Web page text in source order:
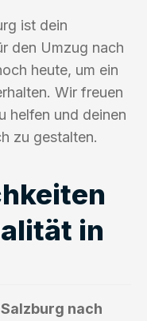
ist dein
den Umzug nach
heute, um ein
Wir freuen
helfen und deinen
zu gestalten.
in
nach